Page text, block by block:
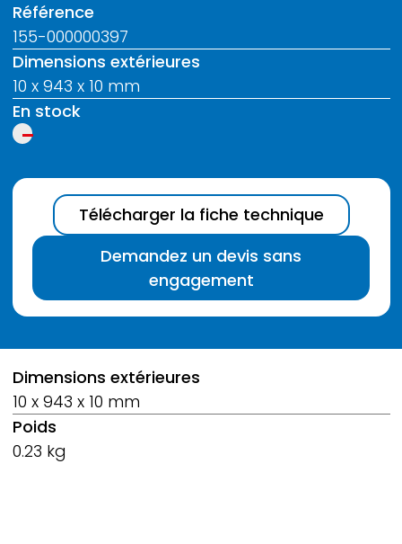
Référence
155-000000397
Dimensions extérieures
10 x 943 x 10 mm
En stock
Télécharger la fiche technique
Demandez un devis sans
engagement
Breadcrumb
Dimensions extérieures
10 x 943 x 10 mm
Poids
0.23 kg